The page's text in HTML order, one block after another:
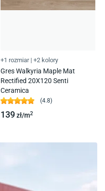
+1 rozmiar | +2 kolory
Gres Walkyria Maple Mat
Rectified 20X120 Senti
Ceramica
(4.8)
139zł/m2